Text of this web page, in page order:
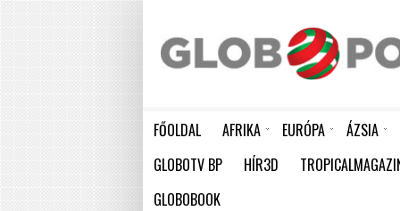
FŐOLDAL AFRIKA EURÓPA ÁZSIA
GLOBOTV BP HÍR3D
GLOBOBOOK